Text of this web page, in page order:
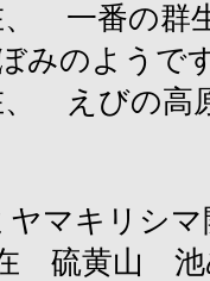
、 一番の群
みのようで
、 えびの高
ヤマキリシ
在 硫黄山